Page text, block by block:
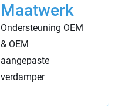
Maatwerk
Ondersteuning OEM
& OEM
aangepaste
verdamper